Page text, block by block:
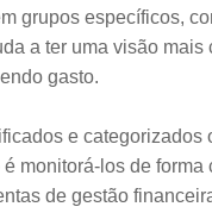
grupos específicos,
a ter uma visão mais
gasto.
e categorizados
monitorá-los de forma
de gestão